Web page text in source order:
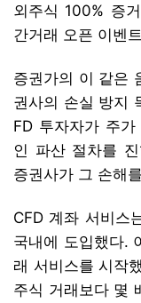
외주식 100% 증
간거래 오픈 이벤
증권가의 이 같은
권사의 손실 방지
FD 투자자가 주
인 파산 절차를
증권사가 그 손해
CFD 계좌 서비스
국내에 도입했다.
래 서비스를 시작
주식 거래보다 몇